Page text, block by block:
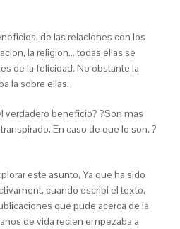
de las relaciones con los
la religion… todas ellas se
de la felicidad. No obstante la
la sobre ellas.
verdadero beneficio? ?Son mas
En caso de que lo son, ?
este asunto, Ya que ha sido
cuando escribi el texto,
que pude acerca de la
de vida recien empezaba a